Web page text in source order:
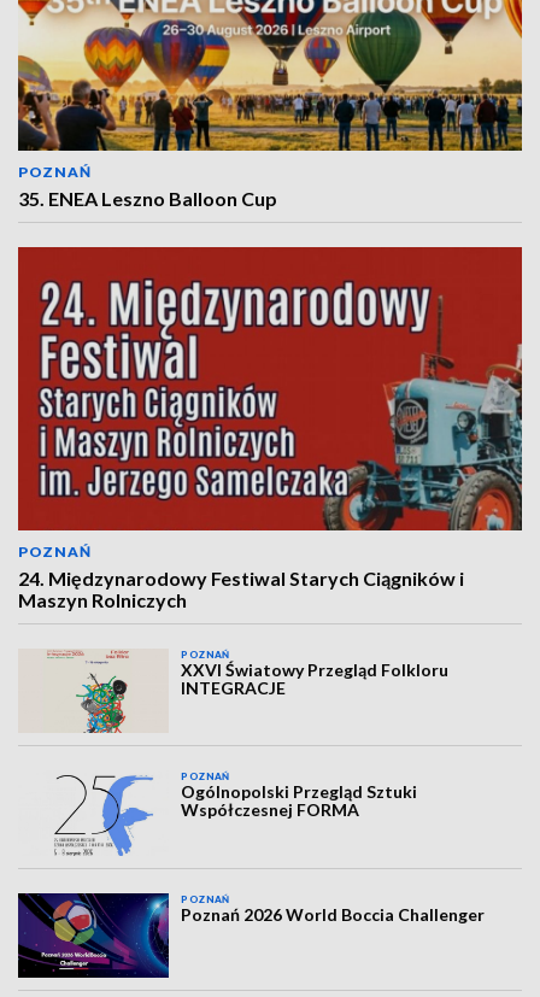
POZNAŃ
35. ENEA Leszno Balloon Cup
POZNAŃ
24. Międzynarodowy Festiwal Starych Ciągników i
Maszyn Rolniczych
POZNAŃ
XXVI Światowy Przegląd Folkloru
INTEGRACJE
POZNAŃ
Ogólnopolski Przegląd Sztuki
Współczesnej FORMA
POZNAŃ
Poznań 2026 World Boccia Challenger